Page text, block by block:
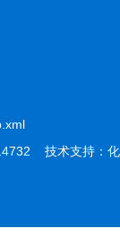
技术支持： 化